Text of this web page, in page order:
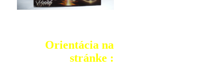
Orientácia na
stránke :